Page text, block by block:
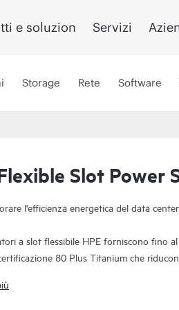
e soluzion Servizi
Storage Rete Software
Slot Power
l'efficienza energetica del data
a slot flessibile HPE forniscono fino
80 Plus Titanium che
di ricambio